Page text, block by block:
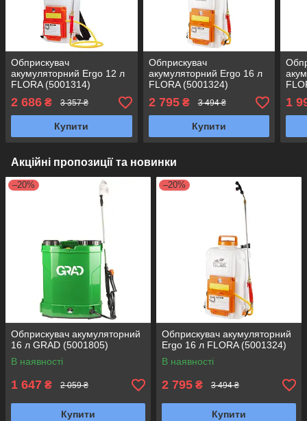
Обприскувач
акумуляторний Ergo 12 л
FLORA (5001314)
2 686 ₴ 3 357 ₴
Купити
Обприскувач
акумуляторний Ergo 16 л
FLORA (5001324)
2 795₴ 3 494 ₴
Купити
1
Акційні пропозиції та новинки
–20%
Обприскувач акумуляторний
16 л GRAD (5001805)
В наявності
1 647 ₴ 2 059 ₴
Купити
–20%
Обприскувач акумуляторний
Ergo 16 л FLORA (5001324)
В наявності
2 795 ₴ 3 494 ₴
Купити